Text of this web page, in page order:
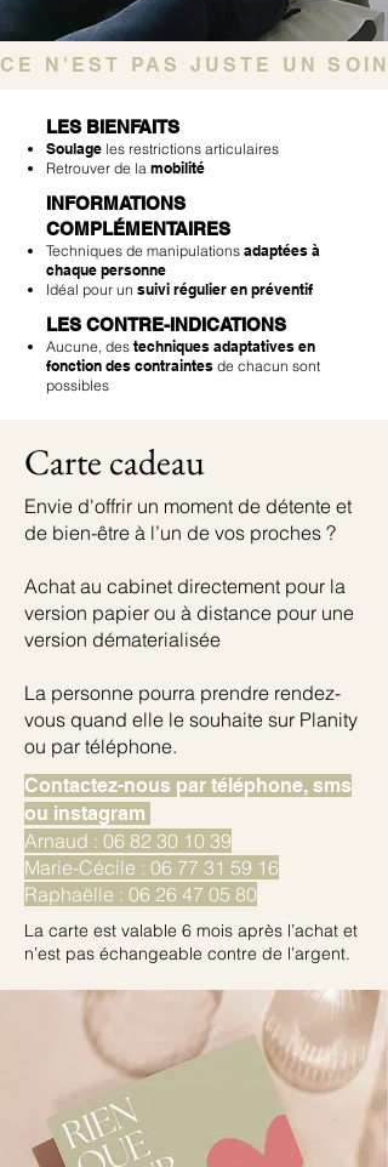
CE N'EST PAS JUSTE UN
LES BIENFAITS
Soulage les restrictions articulaires
Retrouver de la mobilité
INFORMATIONS
COMPLÉMENTAIRES
Techniques de manipulations adaptées à
chaque personne
Idéal pour un suivi régulier en préventif
LES CONTRE-INDICATIONS
Aucune, des techniques adaptatives en
fonction des contraintes de chacun sont
possibles
Carte cadeau
Envie d'offrir un moment de détente et
de bien-être à l’un de vos proches ?
Achat au cabinet directement pour la
version papier ou à distance pour une
version dématerialisée
La personne pourra prendre rendez-
vous quand elle le souhaite sur Planity
ou par téléphone.
Contactez-nous par téléphone, sms
ou instagram
Arnaud : 06 82 30 10 39
Marie-Cécile : 06 77 31 59 16
Raphaëlle : 06 26 47 05 80
La carte est valable 6 mois après l’achat et
n’est pas échangeable contre de l’argent.